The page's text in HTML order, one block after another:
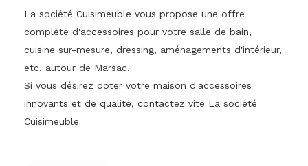
La société Cuisimeuble vous propose une offre
complète d'accessoires pour votre salle de bain,
cuisine sur-mesure, dressing, aménagements d'intérieur,
etc. autour de Marsac.
Si vous désirez doter votre maison d'accessoires
innovants et de qualité, contactez vite La société
Cuisimeuble